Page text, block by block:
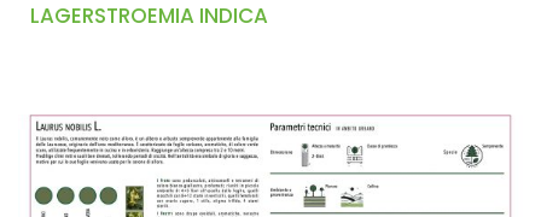
LAGERSTROEMIA INDICA